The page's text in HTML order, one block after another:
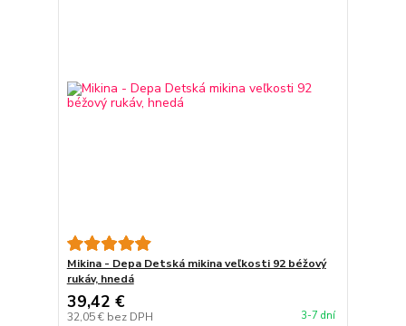
Mikina - Depa Detská mikina veľkosti 92 béžový
rukáv, hnedá
39,42 €
32,05 € bez DPH 3-7 dní